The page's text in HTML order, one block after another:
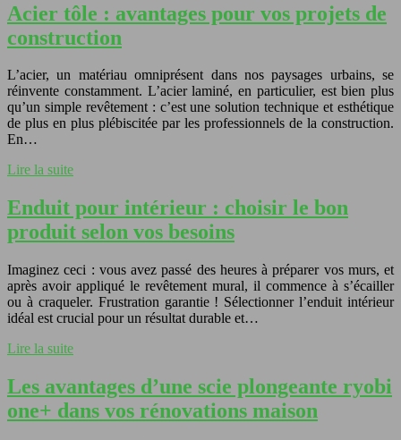
Acier tôle : avantages pour vos projets de
construction
L’acier, un matériau omniprésent dans nos paysages urbains, se
réinvente constamment. L’acier laminé, en particulier, est bien plus
qu’un simple revêtement : c’est une solution technique et esthétique
de plus en plus plébiscitée par les professionnels de la construction.
En…
Lire la suite
Enduit pour intérieur : choisir le bon
produit selon vos besoins
Imaginez ceci : vous avez passé des heures à préparer vos murs, et
après avoir appliqué le revêtement mural, il commence à s’écailler
ou à craqueler. Frustration garantie ! Sélectionner l’enduit intérieur
idéal est crucial pour un résultat durable et…
Lire la suite
Les avantages d’une scie plongeante ryobi
one+ dans vos rénovations maison